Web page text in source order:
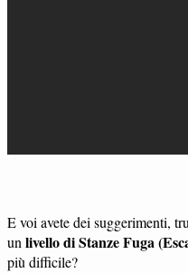
E voi avete dei suggerimenti,
unlivello di Stanze Fuga
più difficile?